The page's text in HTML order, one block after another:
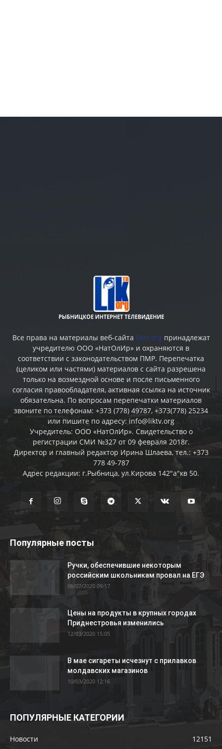
Все права на материалы веб-сайта liktv.org принадлежат
учредителю ООО «НатОлИр» и охраняются в
соответствии с законодательством ПМР. Перепечатка
(целиком или частями) материалов c сайта разрешена
только на возмездной основе и после письменного
согласия правообладателя, активная ссылка на источник
обязательна. По вопросам перепечатки материалов
звоните по телефонам: +373 (778) 49787, +373(778) 25234
или пишите по адресу: info@liktv.org
Учредитель: ООО «НатОлИр». Свидетельство о
регистрации СМИ №327 от 09 февраля 2018г.
Директор и главный редактор Ирина Шлаева, тел.: +373
778 49-787
Адрес редакции: г.Рыбница, ул.Кирова 142"а"кв 50.
Популярные посты
Ручки, обеспечившие некоторым
российским школьникам провал на ЕГЭ
06/07/2020 09:17
Цены на продукты в крупных городах
Приднестровья изменились
12/03/2020 15:05
В мае сигареты исчезнут с прилавков
молдавских магазинов
10/03/2020 12:16
ПОПУЛЯРНЫЕ КАТЕГОРИИ
Новости 12151